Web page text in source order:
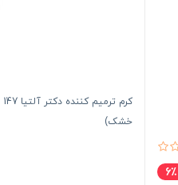
6٪
خشک)